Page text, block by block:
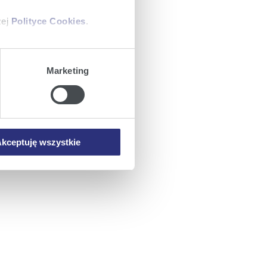
Polityce Cookies.
plików cookie z
umieszczać w Państwa
ta nie dotyczy jednak
Marketing
wszystkie